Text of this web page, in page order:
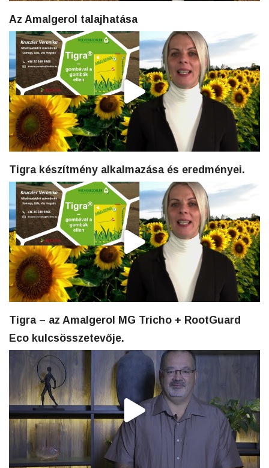
Az Amalgerol talajhatása
Tigra készítmény alkalmazása és eredményei.
Tigra – az Amalgerol MG Tricho + RootGuard
Eco kulcsösszetevője.